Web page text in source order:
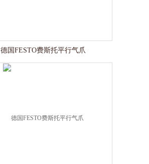
德国FESTO费斯托平行气爪